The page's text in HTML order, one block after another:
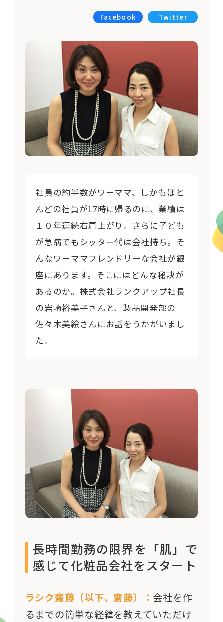
Facebook Twitter
社員の約半数がワーママ、しかもほと
んどの社員が17時に帰るのに、業績は
１０年連続右肩上がり。さらに子ども
が急病でもシッター代は会社持ち。そ
んなワーママフレンドリーな会社が銀
座にあります。そこにはどんな秘訣が
あるのか。株式会社ランクアップ社長
の岩崎裕美子さんと、製品開発部の
佐々木美絵さんにお話をうかがいまし
た。
長時間勤務の限界を「肌」で
感じて化粧品会社をスタート
ラシク齋藤（以下、齋藤）： 会社を作
るまでの簡単な経緯を教えていただけ